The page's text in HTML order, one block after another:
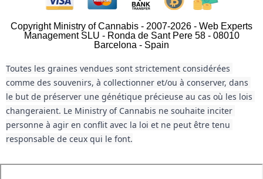
Copyright Ministry of Cannabis - 2007-2026 - Web Experts
Management SLU - Ronda de Sant Pere 58 - 08010
Barcelona - Spain
Toutes les graines vendues sont strictement considérées
comme des souvenirs, à collectionner et/ou à conserver, dans
le but de préserver une génétique précieuse au cas où les lois
changeraient. Le Ministry of Cannabis ne souhaite inciter
personne à agir en conflit avec la loi et ne peut être tenu
responsable de ceux qui le font.